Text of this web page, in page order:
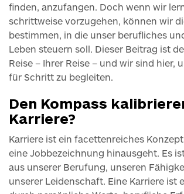
finden, anzufangen. Doch wenn wir
schrittweise vorzugehen, können wir
bestimmen, in die unser berufliches
Leben steuern soll. Dieser Beitrag ist
Reise – Ihrer Reise – und wir sind hier,
für Schritt zu begleiten.
Den Kompass
Karriere?
Karriere ist ein facettenreiches
eine Jobbezeichnung hinausgeht. Es
aus unserer Berufung, unseren
unserer Leidenschaft. Eine Karriere ist